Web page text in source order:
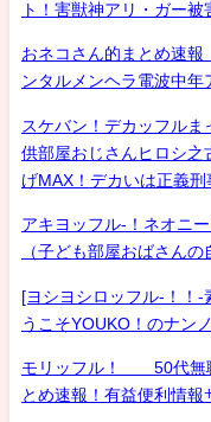
ト！害獣神アリ・ガー
おネコさん的まとめ速
ンタルメンヘラ電波中
スケバン！デカッフル
供部屋おじさんヒロシ之
げMAX！デカいは正義刑
アキヨッフル-！ネオニ
（子ども部屋おばさんの
[ヨシヨシロッフル-！！-
うこそYOUKO！のナン
モリッフル！ 50代無職
とめ速報！有益便利情